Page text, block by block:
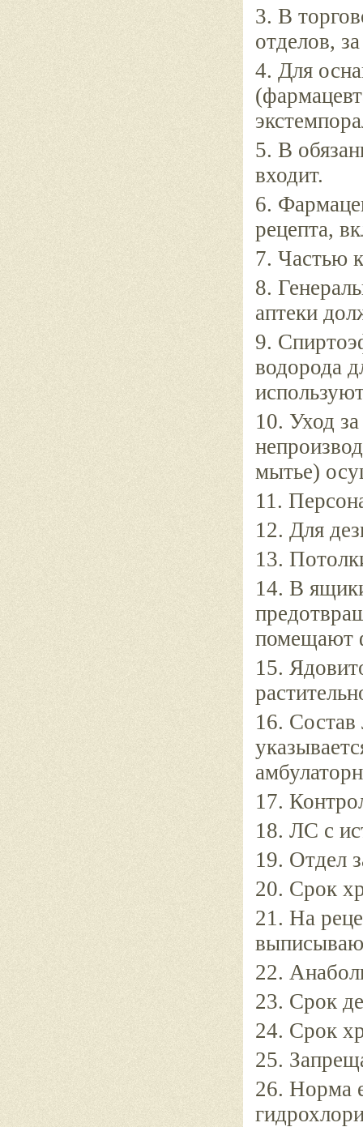
3. В
отделов,
4. Для
5. В
входит.
6.
рецепта,
7. Частью
8.
аптеки
9.
водорода
10. Уход
мытье)
11.
12. Для
13.
14. В
помещают
15.
16.
17.
18. ЛС с
19. Отдел
20. Срок
21. На
22.
23. Срок
24. Срок
25.
26. Норма